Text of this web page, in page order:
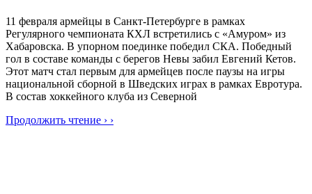
11 февраля армейцы в Санкт-Петербурге в рамках
Регулярного чемпионата КХЛ встретились с «Амуром» из
Хабаровска. В упорном поединке победил СКА. Победный
гол в составе команды с берегов Невы забил Евгений Кетов.
Этот матч стал первым для армейцев после паузы на игры
национальной сборной в Шведских играх в рамках Евротура.
В состав хоккейного клуба из Северной
Продолжить чтение › ›